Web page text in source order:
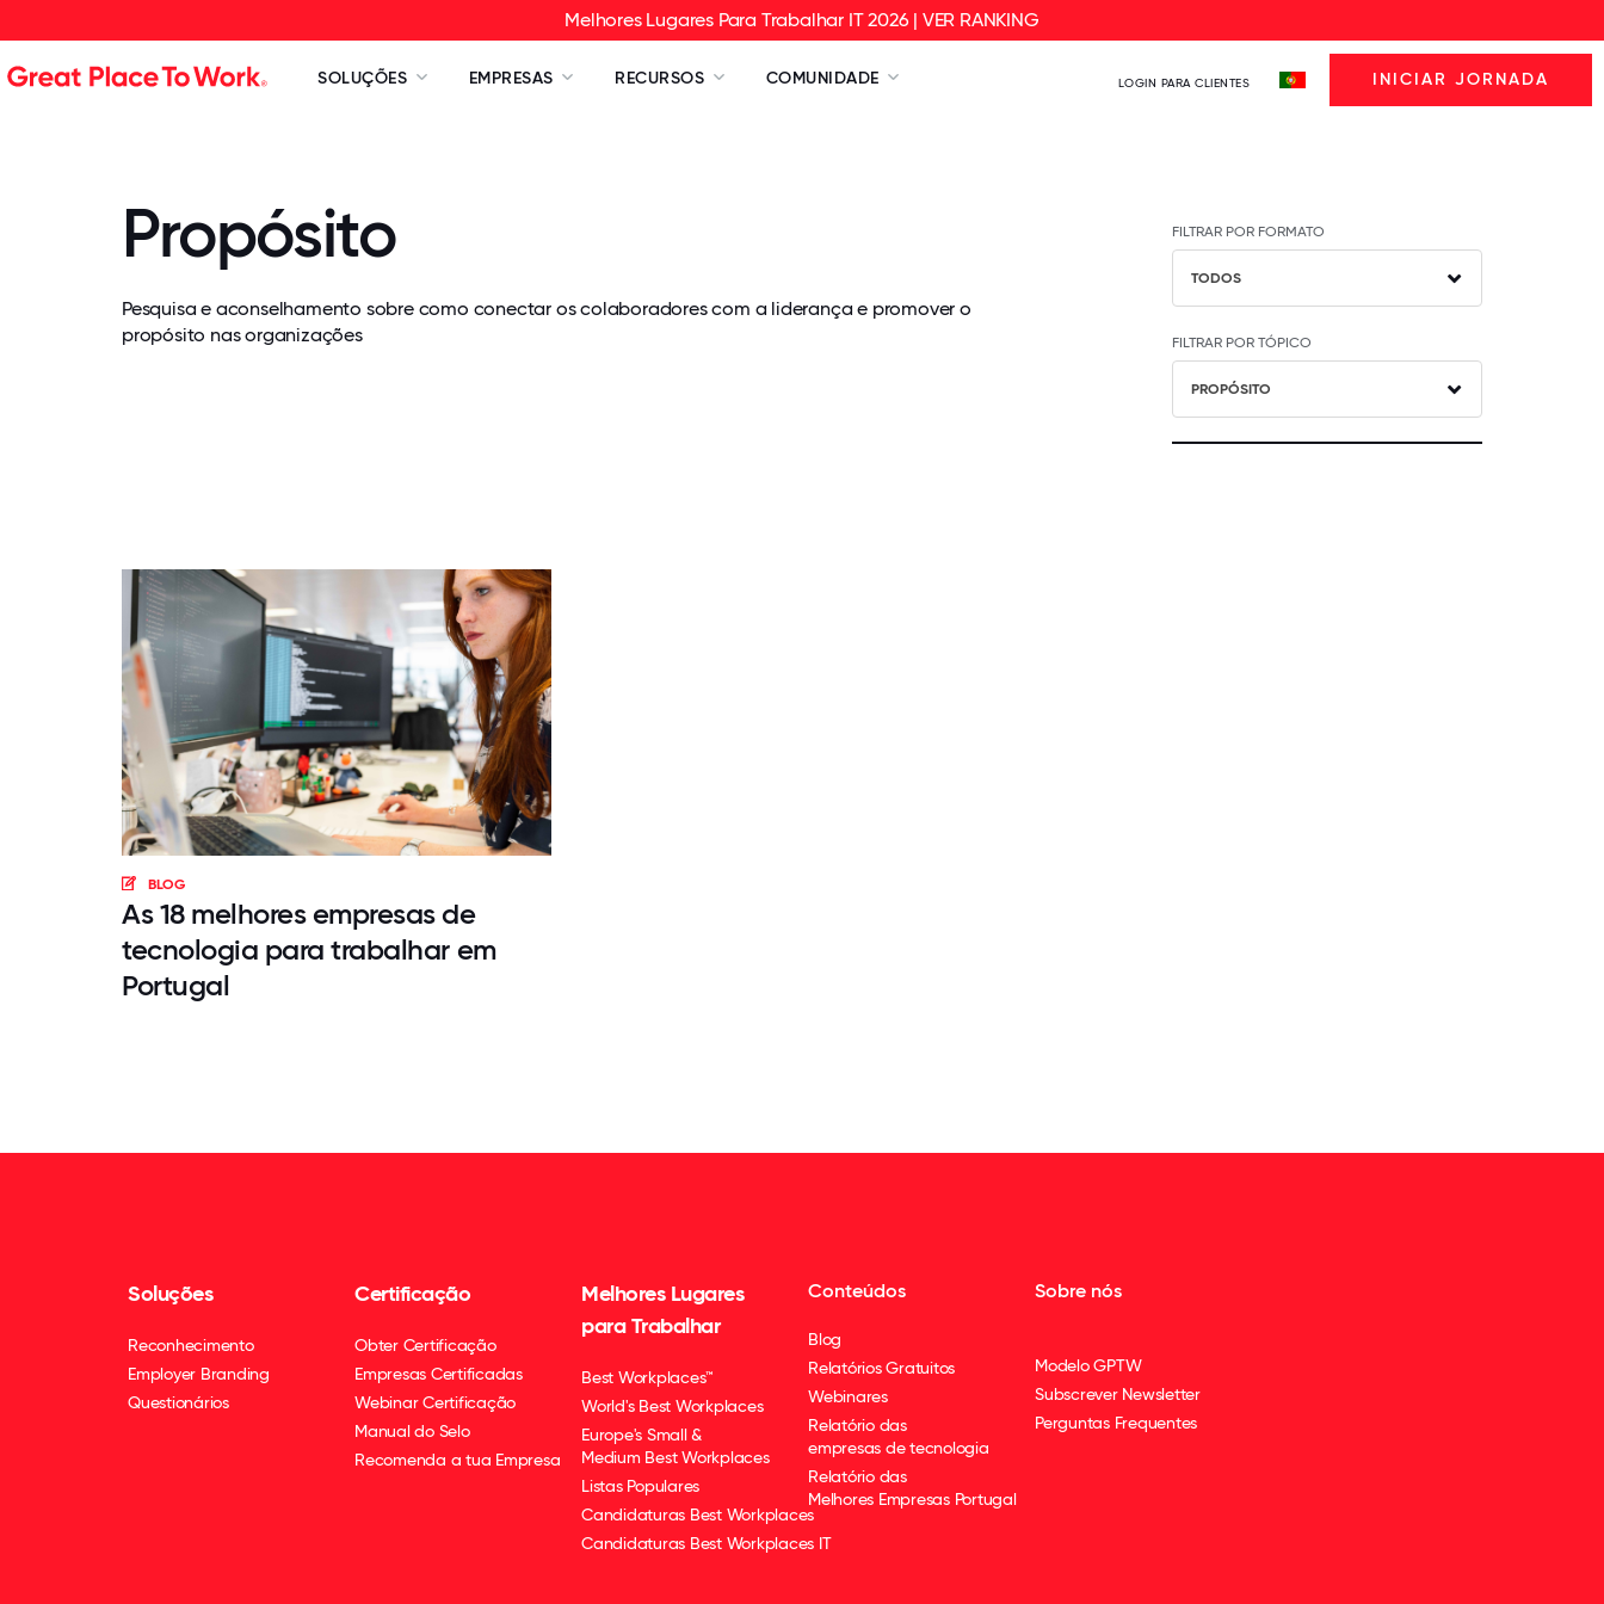
Melhores Lugares Para Trabalhar IT 2026 | VER RANKING
SOLUÇÕES EMPRESAS RECURSOS COMUNIDADE LOGIN PARA CLIENTES INICIAR JORNADA
Propósito
Pesquisa e aconselhamento sobre como conectar os colaboradores com a liderança e promover o
propósito nas organizações
FILTRAR POR FORMATO
TODOS
FILTRAR POR TÓPICO
PROPÓSITO
BLOG
As 18 melhores empresas de
tecnologia para trabalhar em
Portugal
Soluções
Reconhecimento
Employer Branding
Questionários
Certificação
Obter Certificação
Empresas Certificadas
Webinar Certificação
Manual do Selo
Recomenda a tua Empresa
Melhores Lugares
para Trabalhar
Best Workplaces™
World's Best Workplaces
Europe's Small &
Medium Best Workplaces
Listas Populares
Candidaturas Best Workplaces
Candidaturas Best Workplaces IT
Conteúdos
Blog
Relatórios Gratuitos
Webinares
Relatório das
empresas de tecnologia
Relatório das
Melhores Empresas Portugal
Sobre nós
Modelo GPTW
Subscrever Newsletter
Perguntas Frequentes